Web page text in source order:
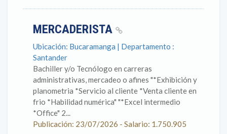
MERCADERISTA
Ubicación: Bucaramanga | Departamento :
Santander
Bachiller y/o Tecnólogo en carreras
administrativas, mercadeo o afines "*Exhibición y
planometria *Servicio al cliente *Venta cliente en
frio *Habilidad numérica" "*Excel intermedio
*Office" 2...
Publicación: 23/07/2026 - Salario: 1.750.905